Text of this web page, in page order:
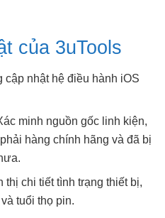
của 3uTools
cập nhật hệ điều hành iOS
minh nguồn gốc linh kiện,
hàng chính hãng và đã bị
thị chi tiết tình trạng thiết bị,
tuổi thọ pin.